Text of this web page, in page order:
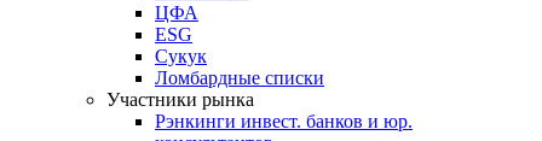
ЦФА
ESG
Сукук
Ломбардные списки
Участники рынка
Рэнкинги инвест. банков и юр.